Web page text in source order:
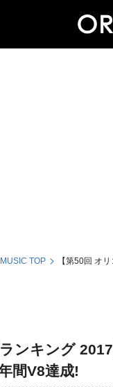
TOP 【第50回 オ
ンキング
間V8達成!